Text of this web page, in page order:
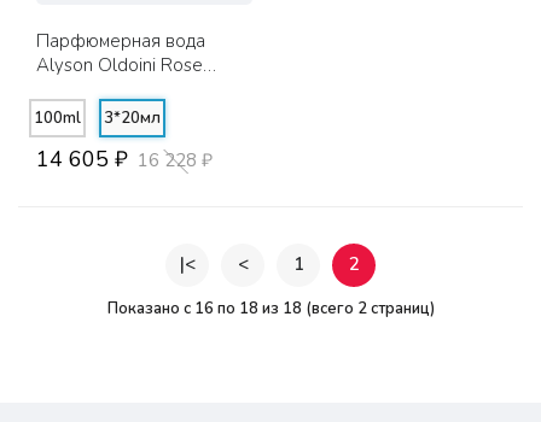
Парфюмерная вода
Alyson Oldoini Rose
100ml 3*20мл
14 605 ₽ 16 228 ₽
|< < 1 2
Показано с 16 по 18 из 18 (всего 2 страниц)